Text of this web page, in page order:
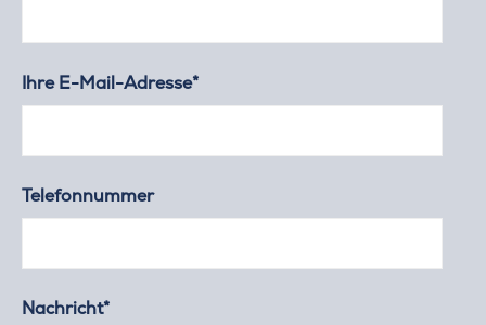
Ihre E-Mail-Adresse*
Telefonnummer
Nachricht*